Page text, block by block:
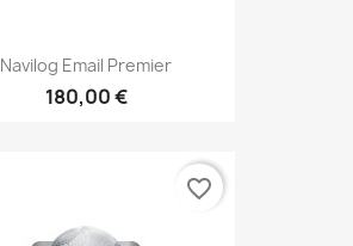
Navilog Email Premier
180,00 €
favorite_border